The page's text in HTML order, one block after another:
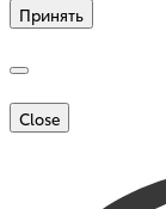
Принять
Close